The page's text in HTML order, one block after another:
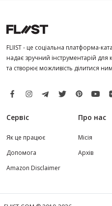
FLIIST - це соціальна платформа-
надає зручний інструментарій
та створює можливість ділитися
Сервіс
Як це працює
Допомога
Amazon Disclaimer
Про нас
Місія
Архів